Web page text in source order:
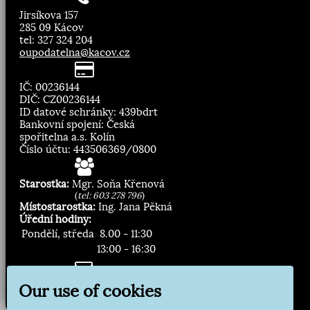
Jirsíkova 157
285 09 Kácov
tel: 327 324 204
oupodatelna@kacov.cz
IČ: 00236144
DIČ: CZ00236144
ID datové schránky: 439bdrt
Bankovní spojení: Česká
spořitelna a.s. Kolín
Číslo účtu: 443506369/0800
Starostka: Mgr. Soňa Křenová
(tel: 603 278 796)
Místostarostka: Ing. Jana Pěkná
Úřední hodiny:
Pondělí, středa 8.00 - 11:30
13:00 - 16:30
Zasílání novinek:
Our use of cookies